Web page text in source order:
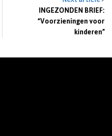
INGEZONDEN BRIEF:
“Voorzieningen voor
kinderen”